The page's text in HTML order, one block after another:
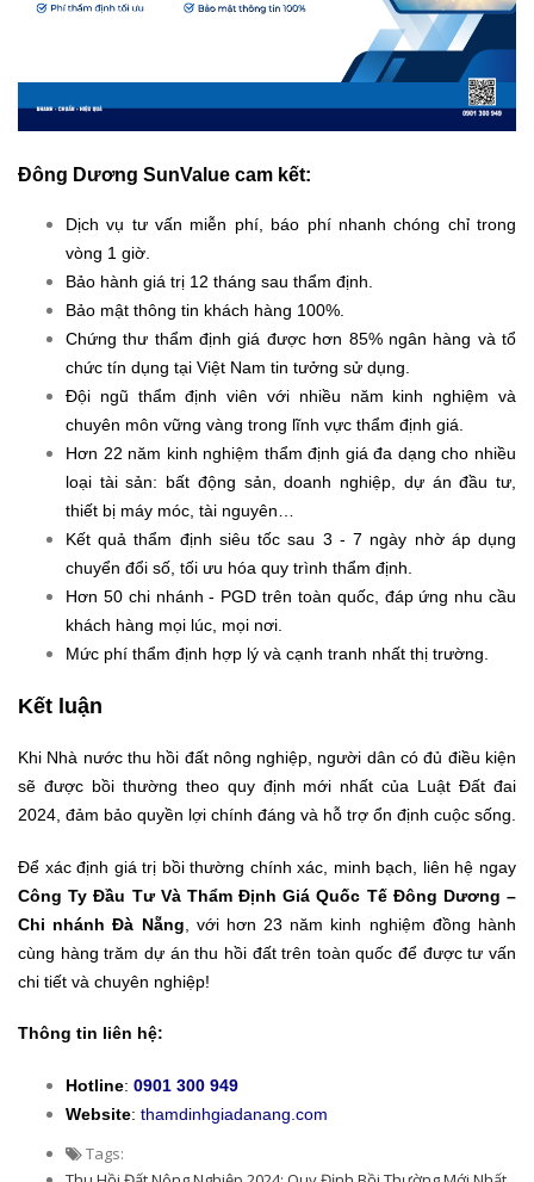
Đông Dương SunValue cam kết:
Dịch vụ tư vấn miễn phí, báo phí nhanh chóng chỉ trong
vòng 1 giờ.
Bảo hành giá trị 12 tháng sau thẩm định.
Bảo mật thông tin khách hàng 100%.
Chứng thư thẩm định giá được hơn 85% ngân hàng và tổ
chức tín dụng tại Việt Nam tin tưởng sử dụng.
Đội ngũ thẩm định viên với nhiều năm kinh nghiệm và
chuyên môn vững vàng trong lĩnh vực thẩm định giá.
Hơn 22 năm kinh nghiệm thẩm định giá đa dạng cho nhiều
loại tài sản: bất động sản, doanh nghiệp, dự án đầu tư,
thiết bị máy móc, tài nguyên…
Kết quả thẩm định siêu tốc sau 3 - 7 ngày nhờ áp dụng
chuyển đổi số, tối ưu hóa quy trình thẩm định.
Hơn 50 chi nhánh - PGD trên toàn quốc, đáp ứng nhu cầu
khách hàng mọi lúc, mọi nơi.
Mức phí thẩm định hợp lý và cạnh tranh nhất thị trường.
Kết luận
Khi Nhà nước thu hồi đất nông nghiệp, người dân có đủ điều kiện
sẽ được bồi thường theo quy định mới nhất của Luật Đất đai
2024, đảm bảo quyền lợi chính đáng và hỗ trợ ổn định cuộc sống.
Để xác định giá trị bồi thường chính xác, minh bạch, liên hệ ngay
Công Ty Đầu Tư Và Thẩm Định Giá Quốc Tế Đông Dương –
Chi nhánh Đà Nẵng , với hơn 23 năm kinh nghiệm đồng hành
cùng hàng trăm dự án thu hồi đất trên toàn quốc để được tư vấn
chi tiết và chuyên nghiệp!
Thông tin liên hệ:
Hotline: 0901 300 949
Website: thamdinhgiadanang.com
Tags: